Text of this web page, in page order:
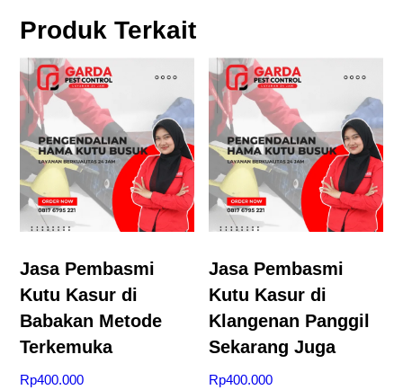
Produk Terkait
Jasa Pembasmi
Kutu Kasur di
Babakan Metode
Terkemuka
Rp400.000
Jasa Pembasmi
Kutu Kasur di
Klangenan Panggil
Sekarang Juga
Rp400.000